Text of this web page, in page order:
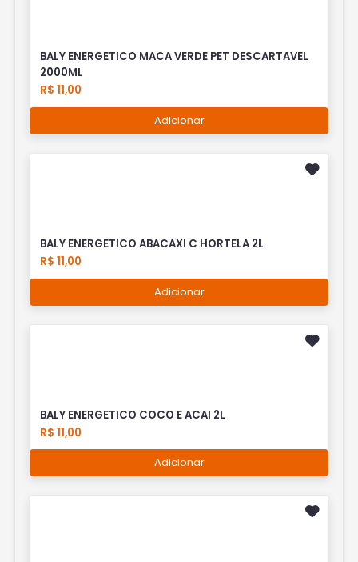
BALY ENERGETICO MACA VERDE PET DESCARTAVEL
2000ML
R$ 11,00
Adicionar
BALY ENERGETICO ABACAXI C HORTELA 2L
R$ 11,00
Adicionar
BALY ENERGETICO COCO E ACAI 2L
R$ 11,00
Adicionar